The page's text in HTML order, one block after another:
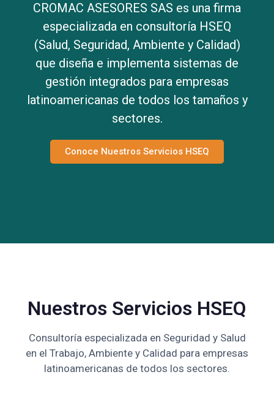
CROMAC ASESORES SAS es una firma
especializada en consultoría HSEQ
(Salud, Seguridad, Ambiente y Calidad)
que diseña e implementa sistemas de
gestión integrados para empresas
latinoamericanas de todos los tamaños y
sectores.
Conoce Nuestros Servicios HSEQ
Nuestros Servicios HSEQ
Consultoría especializada en Seguridad y Salud
en el Trabajo, Ambiente y Calidad para empresas
latinoamericanas de todos los sectores.